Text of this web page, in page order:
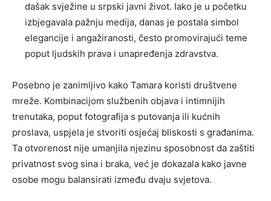
dašak svježine u srpski javni život. Iako je u početku
izbjegavala pažnju medija, danas je postala simbol
elegancije i angažiranosti, često promovirajući teme
poput ljudskih prava i unapređenja zdravstva.
Posebno je zanimljivo kako Tamara koristi društvene
mreže. Kombinacijom službenih objava i intimnijih
trenutaka, poput fotografija s putovanja ili kućnih
proslava, uspjela je stvoriti osjećaj bliskosti s građanima.
Ta otvorenost nije umanjila njezinu sposobnost da zaštiti
privatnost svog sina i braka, već je dokazala kako javne
osobe mogu balansirati između dvaju svjetova.